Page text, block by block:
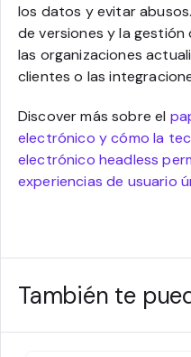
los datos y evitar
de versiones y la
las organizaciones
clientes o las
Discover más sobre el
electrónico y cómo la
electrónico headless
experiencias de usuario
También te